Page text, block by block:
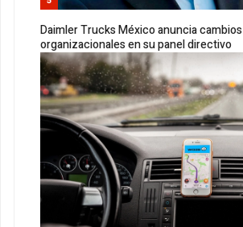
Daimler Trucks México anuncia cambios
organizacionales en su panel directivo